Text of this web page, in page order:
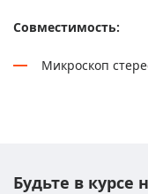
Совместимость:
Микроскоп
Будьте в